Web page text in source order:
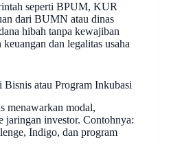
seperti BPUM, KUR
dari BUMN atau dinas
hibah tanpa kewajiban
dan legalitas usaha
atau Program Inkubasi
menawarkan modal,
jaringan investor. Contohnya:
Indigo, dan program